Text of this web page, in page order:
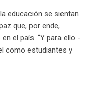
educación se sientan
que, por ende,
el país. “Y para ello -
como estudiantes y